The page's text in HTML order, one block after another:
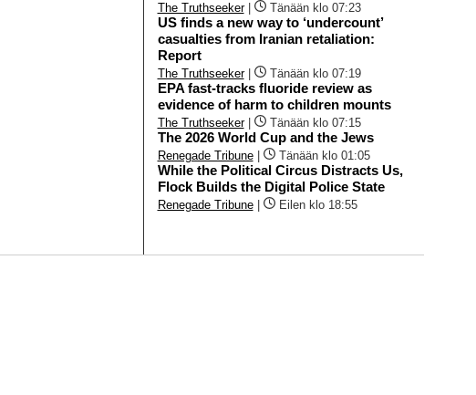
The Truthseeker| Tänään klo 07:23
US finds a new way to ‘undercount’
casualties from Iranian retaliation:
Report
The Truthseeker| Tänään klo 07:19
EPA fast-tracks fluoride review as
evidence of harm to children mounts
The Truthseeker| Tänään klo 07:15
The 2026 World Cup and the Jews
Renegade Tribune| Tänään klo 01:05
While the Political Circus Distracts Us,
Flock Builds the Digital Police State
Renegade Tribune| Eilen klo 18:55